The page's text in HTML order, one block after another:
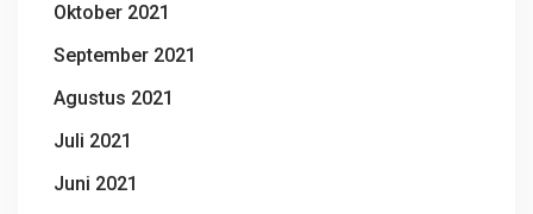
Oktober 2021
September 2021
Agustus 2021
Juli 2021
Juni 2021